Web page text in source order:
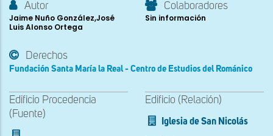
Autor
Jaime Nuño González,José
Luis Alonso Ortega
Colaboradores
Sin información
Derechos
Fundación Santa María la Real - Centro de Estudios del Románico
Edificio Procedencia
(Fuente)
Edificio (Relación)
Iglesia de San Nicolás